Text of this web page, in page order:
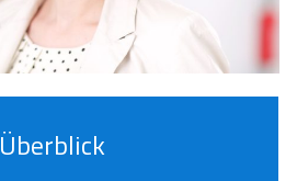
Überblick